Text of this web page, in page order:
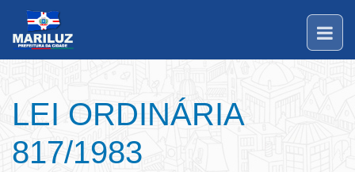
LEI ORDINÁRIA
817/1983